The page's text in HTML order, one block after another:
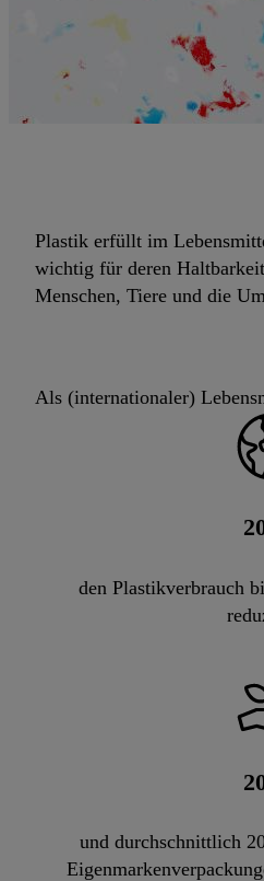
Plastik erfüllt im
wichtig für deren
Menschen, Tiere und die
Als (internationaler)
den Plastikverbrauch
und durchschnittlich